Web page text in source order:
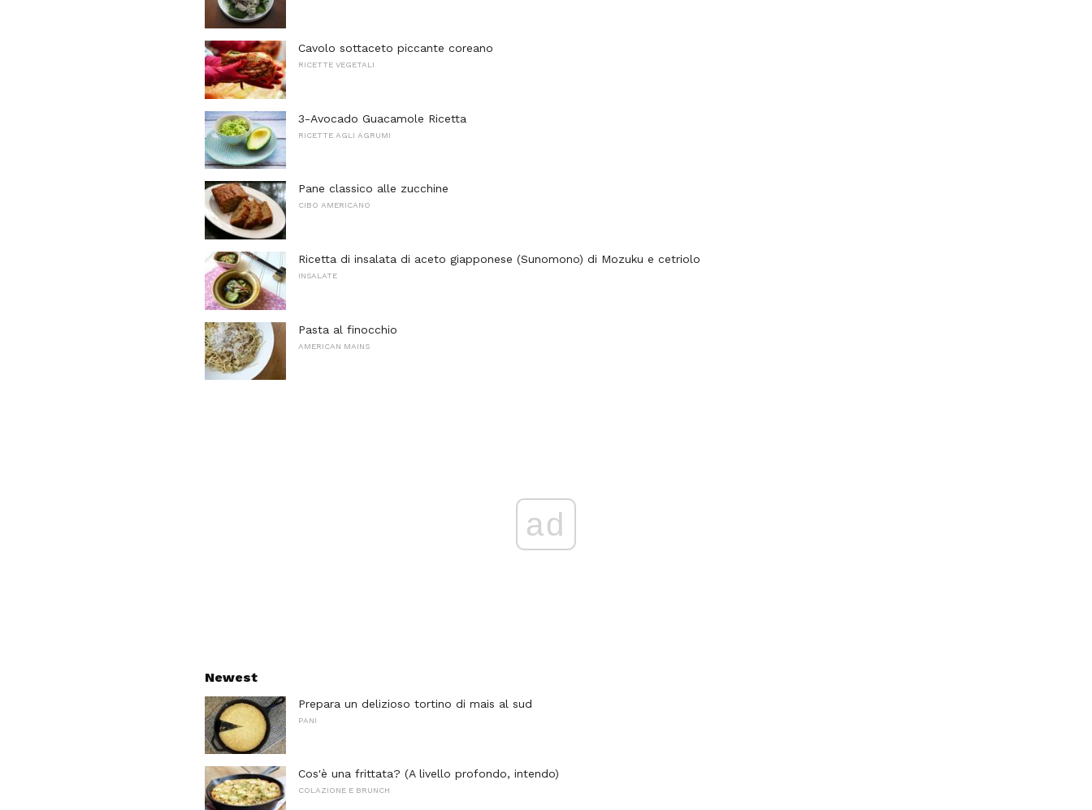
Cavolo sottaceto piccante coreano
RICETTE VEGETALI
3-Avocado Guacamole Ricetta
RICETTE AGLI AGRUMI
Pane classico alle zucchine
CIBO AMERICANO
Ricetta di insalata di aceto giapponese (Sunomono) di Mozuku e cetriolo
INSALATE
Pasta al finocchio
AMERICAN MAINS
ad
Newest
Prepara un delizioso tortino di mais al sud
PANI
Cos'è una frittata? (A livello profondo, intendo)
COLAZIONE E BRUNCH